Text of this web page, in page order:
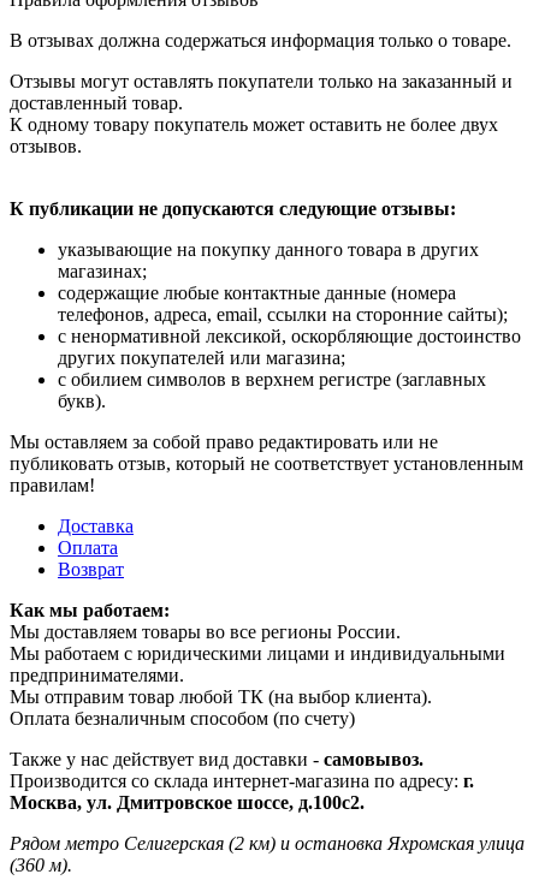
В отзывах должна содержаться информация только о товаре.
Отзывы могут оставлять покупатели только на заказанный и
доставленный товар.
К одному товару покупатель может оставить не более двух
отзывов.
К публикации не допускаются следующие отзывы:
указывающие на покупку данного товара в других
магазинах;
содержащие любые контактные данные (номера
телефонов, адреса, email, ссылки на сторонние сайты);
с ненормативной лексикой, оскорбляющие достоинство
других покупателей или магазина;
с обилием символов в верхнем регистре (заглавных
букв).
Мы оставляем за собой право редактировать или не
публиковать отзыв, который не соответствует установленным
правилам!
Доставка
Оплата
Возврат
Как мы работаем:
Мы доставляем товары во все регионы России.
Мы работаем с юридическими лицами и индивидуальными
предпринимателями.
Мы отправим товар любой ТК (на выбор клиента).
Оплата безналичным способом (по счету)
Также у нас действует вид доставки - самовывоз.
Производится со склада интернет-магазина по адресу: г.
Москва, ул. Дмитровское шоссе, д.100с2.
Рядом метро Селигерская (2 км) и остановка Яхромская улица
(360 м).